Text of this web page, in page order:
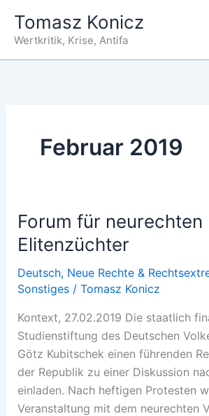
Inhalt
springen
Tomasz Konicz
Wertkritik, Krise, Antifa
Februar 2019
Forum für neurechten
Elitenzüchter
Deutsch, Neue Rechte &
Sonstiges/ Tomasz Konicz
Kontext, 27.02.2019 Die staatlich
Studienstiftung des Deutschen
Götz Kubitschek einen führenden
der Republik zu einer Diskussion
einladen. Nach heftigen Protesten
Veranstaltung mit dem neurechten